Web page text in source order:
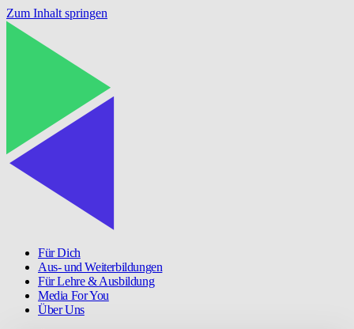
Zum Inhalt springen
Für Dich
Aus- und Weiterbildungen
Für Lehre & Ausbildung
Media For You
Über Uns